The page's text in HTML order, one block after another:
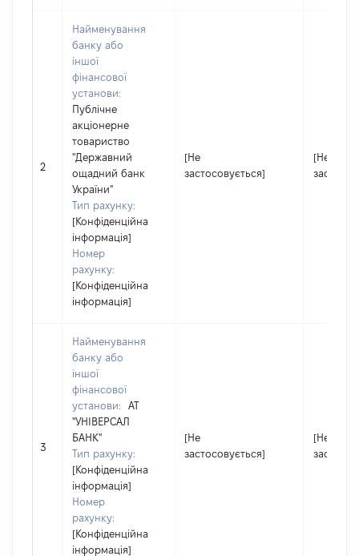
2
Найменування
банку або
іншої
фінансової
установи:
Публічне
акціонерне
товариство
"Державний
ощадний банк
України"
Тип рахунку:
[Конфіденційна
інформація]
Номер
рахунку:
[Конфіденційна
інформація]
[Не
застосовується]
[Не
3
Найменування
банку або
іншої
фінансової
установи:
АТ
"УНІВЕРСАЛ
БАНК"
Тип рахунку:
[Конфіденційна
інформація]
Номер
рахунку:
[Конфіденційна
інформація]
[Не
застосовується]
[Не